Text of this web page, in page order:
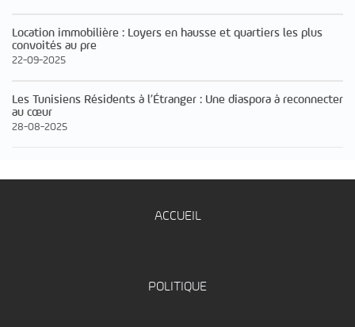
Location immobilière : Loyers en hausse et quartiers les plus
convoités au pre
22-09-2025
Les Tunisiens Résidents à l’Étranger : Une diaspora à reconnecter
au cœur
28-08-2025
ACCUEIL
POLITIQUE